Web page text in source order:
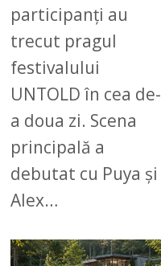
participanți au
trecut pragul
festivalului
UNTOLD în cea de-
a doua zi. Scena
principală a
debutat cu Puya și
Alex…